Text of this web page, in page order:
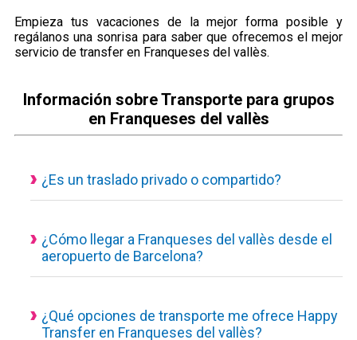
Empieza tus vacaciones de la mejor forma posible y
regálanos una sonrisa para saber que ofrecemos el mejor
servicio de transfer en Franqueses del vallès.
Información sobre Transporte para grupos
en Franqueses del vallès
¿Es un traslado privado o compartido?
Todos nuestros servicios de transporte disponibles son
el vehículo es de uso exclusivo para ti y tus acompañantes.
¿Cómo llegar a Franqueses del vallès desde el
aeropuerto de Barcelona?
Traslado desde el aeropuerto a Franqueses del vallès con un
calculadora de reservas el tiempo estimado del trayecto, los
kilómetros hasta tú destino y el precio final a pagar.
¿Qué opciones de transporte me ofrece Happy
Transfer en Franqueses del vallès?